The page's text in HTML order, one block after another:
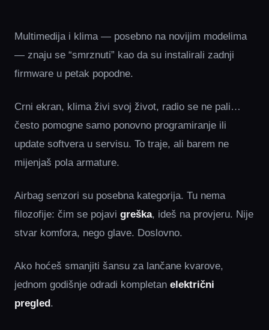
Multimedija i klima — posebno na novijim modelima
— znaju se “smrznuti” kao da su instalirali zadnji
firmware u petak popodne.
Crni ekran, klima živi svoj život, radio se ne pali…
često pomogne samo ponovno programiranje ili
update softvera u servisu. To traje, ali barem ne
mijenjaš pola armature.
Airbag senzori su posebna kategorija. Tu nema
filozofije: čim se pojavi greška, ideš na provjeru. Nije
stvar komfora, nego glave. Doslovno.
Ako hoćeš smanjiti šansu za lančane kvarove,
jednom godišnje odradi kompletan električni
pregled .